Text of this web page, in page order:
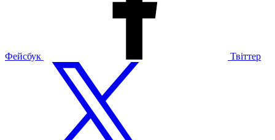
Фейсбук Твіттер